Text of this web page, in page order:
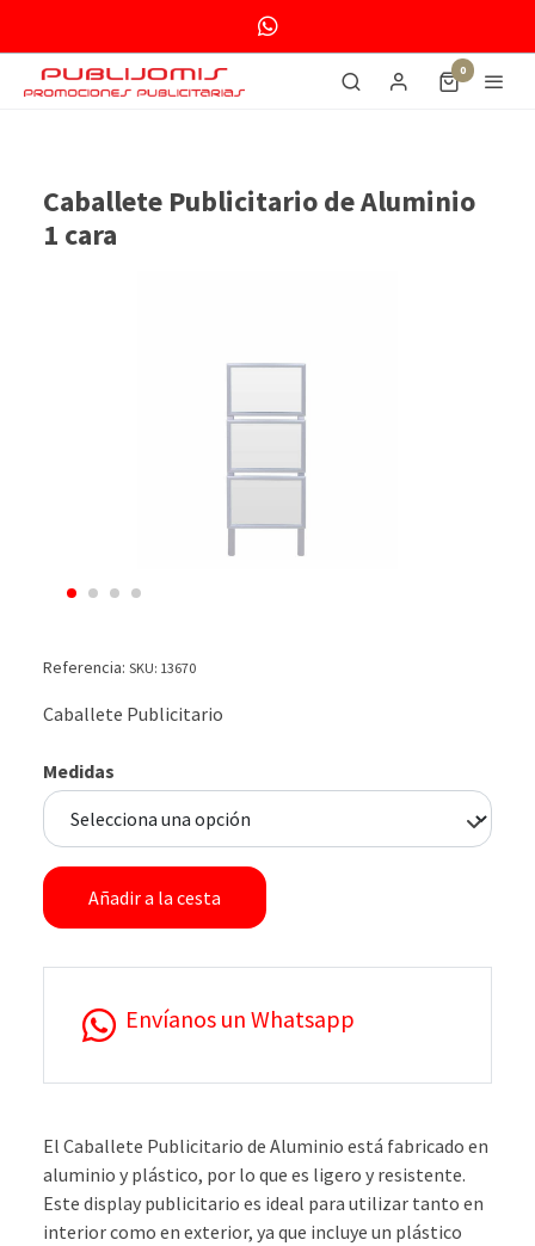
0
Caballete Publicitario de Aluminio
1 cara
Referencia: SKU: 13670
Caballete Publicitario
Medidas
Añadir a la cesta
Envíanos un Whatsapp
El Caballete Publicitario de Aluminio está fabricado en
aluminio y plástico, por lo que es ligero y resistente.
Este display publicitario es ideal para utilizar tanto en
interior como en exterior, ya que incluye un plástico